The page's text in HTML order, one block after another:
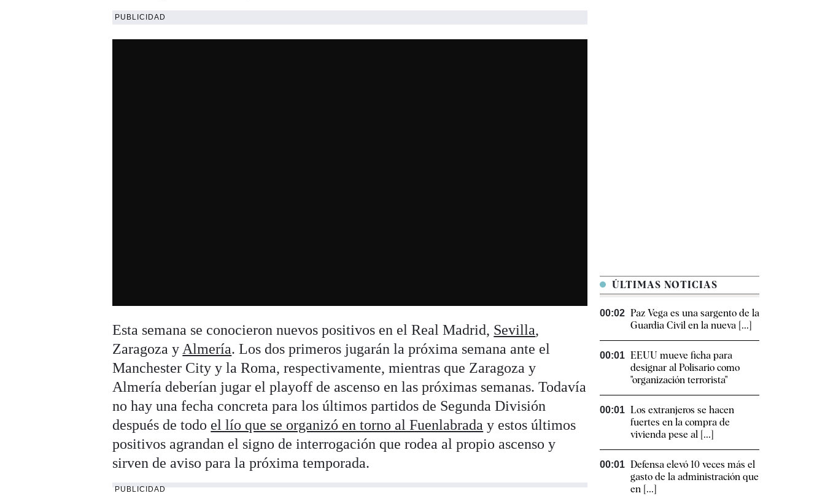
PUBLICIDAD
Esta semana se conocieron nuevos positivos en el Real Madrid, Sevilla,
Zaragoza yAlmería. Los dos primeros jugarán la próxima semana ante el
Manchester City y la Roma, respectivamente, mientras que Zaragoza y
Almería deberían jugar el playoff de ascenso en las próximas semanas. Todavía
no hay una fecha concreta para los últimos partidos de Segunda División
después de todo el lío que se organizó en torno al Fuenlabrada y estos últimos
positivos agrandan el signo de interrogación que rodea al propio ascenso y
sirven de aviso para la próxima temporada.
PUBLICIDAD
ÚLTIMAS NOTICIAS
00:02 Paz Vega es una sargento de la
Guardia Civil en la nueva [...]
00:01 EEUU mueve ficha para
designar al Polisario como
"organización terrorista"
00:01 Los extranjeros se hacen
fuertes en la compra de
vivienda pese al [...]
00:01 Defensa elevó 10 veces más el
gasto de la administración que
en [...]